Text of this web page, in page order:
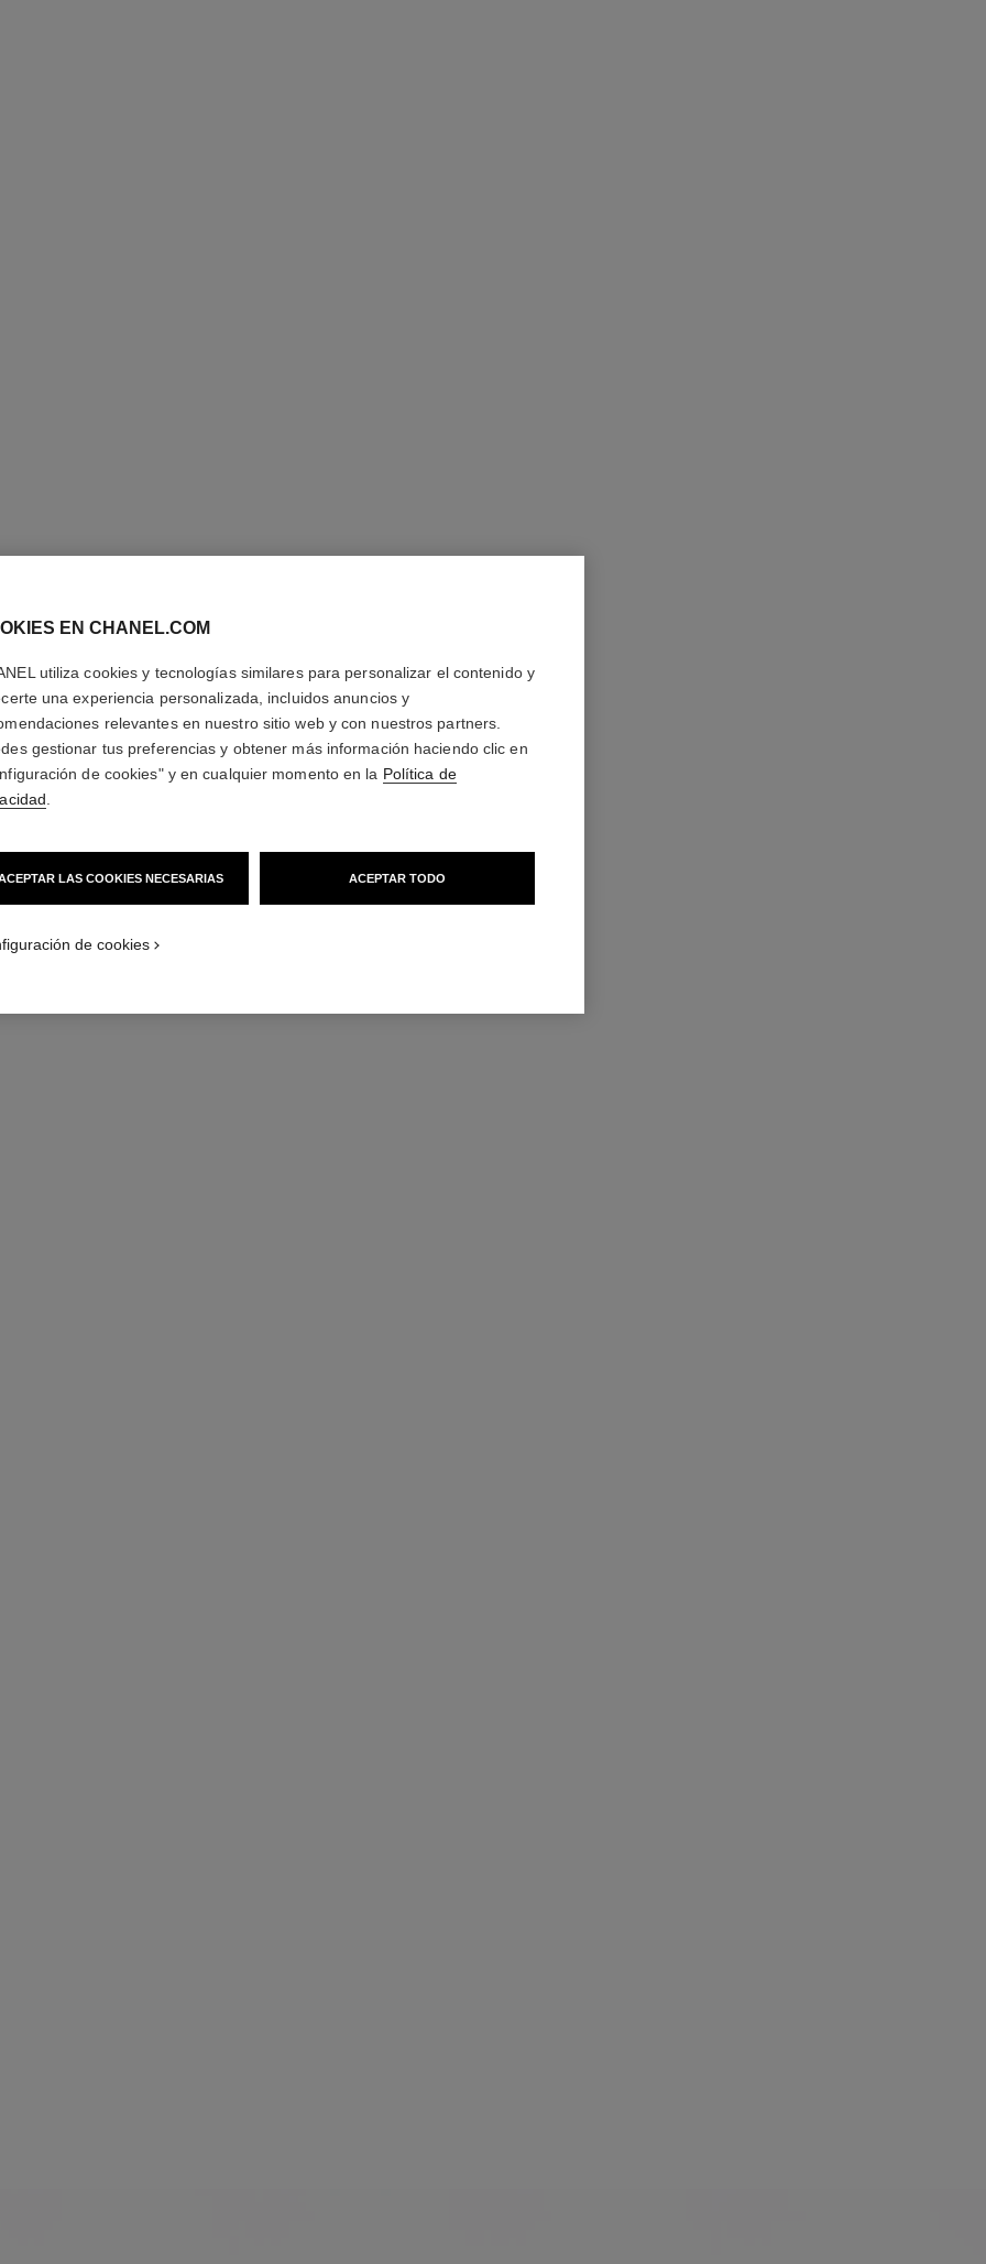
EN CHANEL.COM
utiliza cookies y tecnologías similares para personalizar el contenido y
una experiencia personalizada, incluidos anuncios y
relevantes en nuestro sitio web y con nuestros partners.
gestionar tus preferencias y obtener más información haciendo clic en
de cookies" y en cualquier momento en la Política de
LAS COOKIES NECESARIAS ACEPTAR TODO
de cookies